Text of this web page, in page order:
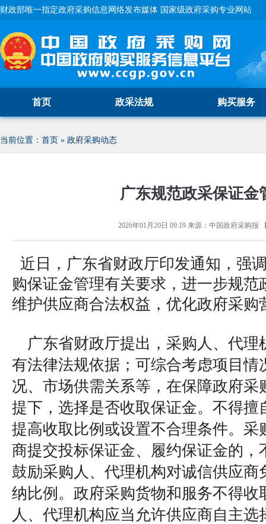
财政部唯一指定政府采购信息网络发布媒体 国家级政府采购专业网站
首页 政采法规 购买服务
当前位置： 首页 » 政府采购动态
广东规范政采保证金
2026年01月20日 09:19来源： 中国政府采购报
近日，广东省财政厅印发通知，强
购保证金管理有关要求，进一步规范
维护供应商合法权益，优化政府采购
广东省财政厅提出，采购人、代理
有法律法规依据；可综合考虑项目情
况、市场供需关系等，在保障政府采
提下，选择是否收取保证金。不得擅
提高收取比例或设置不合理条件。采
商提交投标保证金、履约保证金的，
鼓励采购人、代理机构对诚信供应商
纳比例。政府采购货物和服务不得收
人、代理机构应当允许供应商自主